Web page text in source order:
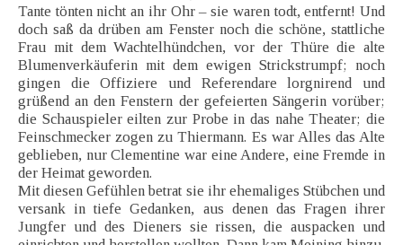
Tante tönten nicht an ihr Ohr – sie waren todt, entfernt! Und
doch saß da drüben am Fenster noch die schöne, stattliche
Frau mit dem Wachtelhündchen, vor der Thüre die alte
Blumenverkäuferin mit dem ewigen Strickstrumpf; noch
gingen die Offiziere und Referendare lorgnirend und
grüßend an den Fenstern der gefeierten Sängerin vorüber;
die Schauspieler eilten zur Probe in das nahe Theater; die
Feinschmecker zogen zu Thiermann. Es war Alles das Alte
geblieben, nur Clementine war eine Andere, eine Fremde in
der Heimat geworden.
Mit diesen Gefühlen betrat sie ihr ehemaliges Stübchen und
versank in tiefe Gedanken, aus denen das Fragen ihrer
Jungfer und des Dieners sie rissen, die auspacken und